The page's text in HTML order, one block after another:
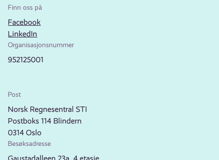
Finn oss på
Facebook
LinkedIn
Organisasjonsnummer
952125001
Post
Norsk Regnesentral STI
Postboks 114 Blindern
0314 Oslo
Besøksadresse
Gaustadalleen 23a, 4.etasje